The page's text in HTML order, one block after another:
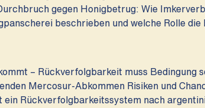
gegen Honigbetrug: Wie
beschrieben und welche Rolle
– Rückverfolgbarkeit muss Bedingung
Mercosur-Abkommen Risiken und
Rückverfolgbarkeitssystem nach